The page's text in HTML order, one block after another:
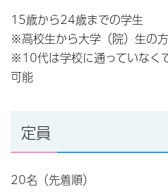
15歳から24歳までの学生
※高校生から大学（院）生の方
※10代は学校に通っていなく
可能
定員
20名（先着順）